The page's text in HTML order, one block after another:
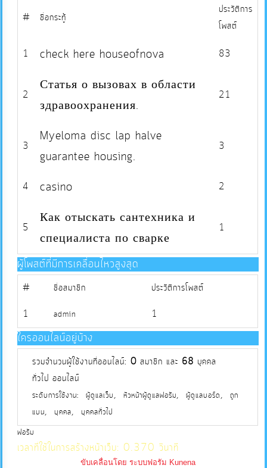
การ
ให้
บริการ
แผนการ
จ่าย
ประมาณ
ประจำ
การ
และ
พัฒนา
ทรัพยากร
บุคคล
เสริม
ความ
# ชื่อกระทู้
ประวัติการ
โพสต์
1 check here houseofnova 83
2
Статья о вызовах в области
здравоохранения.
21
3
Myeloma disc lap halve
guarantee housing.
3
4 casino 2
5
Как отыскать сантехника и
специалиста по сварке
1
ผู้โพสต์ที่มีการเคลื่อนไหวสูงสุด
# ชื่อสมาชิก
ประวัติการโพสต์
1
admin 1
ใครออนไลน์อยู่บ้าง
รวมจำนวนผู้ใช้งานที่ออนไลน์:0สมาชิก และ 68 บุคคล
ทั่วไป ออนไลน์
ระดับการใช้งาน: ผู้ดูแลเว็บ,หัวหน้าผู้ดูแลฟอรัม,ผู้ดูแลบอร์ด,ถูก
แบน,บุคคล,บุคคลทั่วไป
ฟอรัม
เวลาที่ใช้ในการสร้างหน้าเว็บ: 0.370 วินาที
ขับเคลื่อนโดย ระบบฟอรัม Kunena